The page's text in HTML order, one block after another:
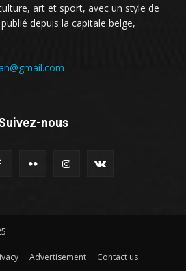
art et sport, avec un style de
depuis la capitale belge,
nous
Advertisement Contact us